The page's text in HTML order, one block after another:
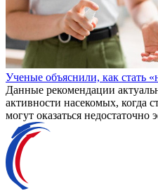
Ученые объяснили, как стать
Данные рекомендации
активности насекомых, когда
могут оказаться